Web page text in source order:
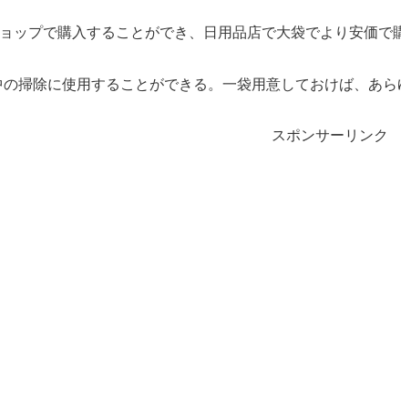
プで購入することができ、日用品店で大袋でより安価で
掃除に使用することができる。一袋用意しておけば、あら
スポンサーリンク